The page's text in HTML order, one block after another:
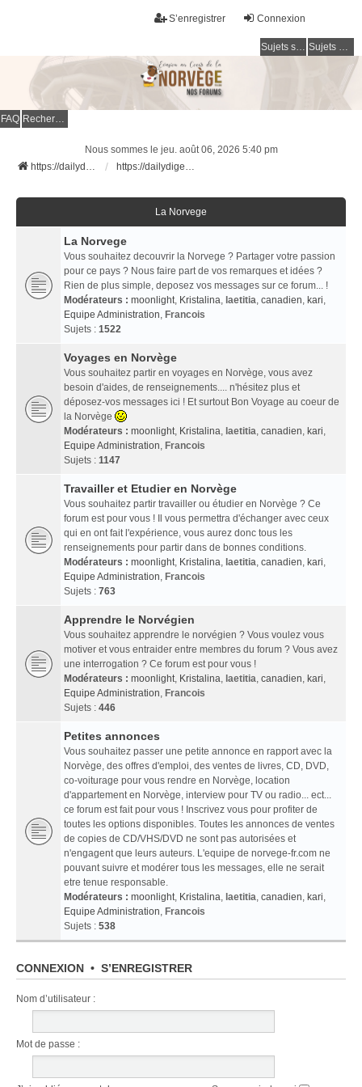
Connexion
S’enregistrer
Sujets sans réponse Sujets actifs
FAQ Rechercher
Nous sommes le jeu. août 06, 2026 5:40 pm
https://dailydigesthub.com
https://dailydigesthub.com
La Norvege
La Norvege
Vous souhaitez decouvrir la Norvege ? Partager votre passion
pour ce pays ? Nous faire part de vos remarques et idées ?
Rien de plus simple, deposez vos messages sur ce forum... !
Modérateurs : moonlight, Kristalina, laetitia, canadien, kari,
Equipe Administration, Francois
Sujets : 1522
Voyages en Norvège
Vous souhaitez partir en voyages en Norvège, vous avez
besoin d'aides, de renseignements.... n'hésitez plus et
déposez-vos messages ici ! Et surtout Bon Voyage au coeur de
la Norvège
Modérateurs : moonlight, Kristalina, laetitia, canadien, kari,
Equipe Administration, Francois
Sujets : 1147
Travailler et Etudier en Norvège
Vous souhaitez partir travailler ou étudier en Norvège ? Ce
forum est pour vous ! Il vous permettra d'échanger avec ceux
qui en ont fait l'expérience, vous aurez donc tous les
renseignements pour partir dans de bonnes conditions.
Modérateurs : moonlight, Kristalina, laetitia, canadien, kari,
Equipe Administration, Francois
Sujets : 763
Apprendre le Norvégien
Vous souhaitez apprendre le norvégien ? Vous voulez vous
motiver et vous entraider entre membres du forum ? Vous avez
une interrogation ? Ce forum est pour vous !
Modérateurs : moonlight, Kristalina, laetitia, canadien, kari,
Equipe Administration, Francois
Sujets : 446
Petites annonces
Vous souhaitez passer une petite annonce en rapport avec la
Norvège, des offres d'emploi, des ventes de livres, CD, DVD,
co-voiturage pour vous rendre en Norvège, location
d'appartement en Norvège, interview pour TV ou radio... ect...
ce forum est fait pour vous ! Inscrivez vous pour profiter de
toutes les options disponibles. Toutes les annonces de ventes
de copies de CD/VHS/DVD ne sont pas autorisées et
n'engagent que leurs auteurs. L'equipe de norvege-fr.com ne
pouvant suivre et modérer tous les messages, elle ne serait
etre tenue responsable.
Modérateurs : moonlight, Kristalina, laetitia, canadien, kari,
Equipe Administration, Francois
Sujets : 538
CONNEXION • S’ENREGISTRER
Nom d’utilisateur :
Mot de passe :